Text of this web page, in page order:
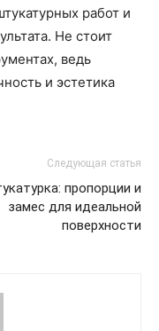
работ и
Не стоит
ведь
и эстетика
Следующая статья
пропорции и
замес для идеальной
поверхности